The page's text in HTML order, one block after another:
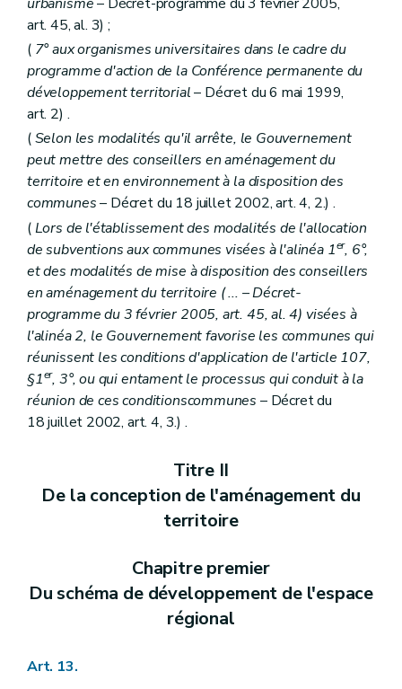
Art. 263
Art. 264
Art. 265
Chapitre IV bis
Des arbres et des haies remarquables
Art. 266
Art. 267
Art. 269
Art. 270
Chapitre IVter
De la liste des modifications d'utilisation de bâtiments subordonnées à permis
Art. 271
Chapitre IVquater
Du boisement subordonné à permis
Chapitre V
Des fonctionnaires délégués pour l'application des articles 42, 43, 45, 48 et 50 à 55 (lire articles 84, 89, 99, 107 à 109, 115, 116, 118 et 127)
Art. 272
Art. 273
Chapitre VI (De la liste des personnes de droit public et des actes et travaux d'utilité publique pour laquelle les permis d'urbanisme et de lotir sont délivrés par le Gouvernement ou le fonctionnaire délégué (
Art. 274
Art. 274 bis
Art. 275 et 276
Art. 277 et 278
Chapitre VIbis
(Des conditions dans lesquelles une personne physique ou morale ou une association de personnes physiques peut être chargée de l'élaboration, de la révision ou de la modification des plans d'aménagement, des schémas et des règlements d'urbanisme
Art. 279
Art. 280
Art. 281
Art. 282
Art. 283/3
Art. 283/4
De la composition du dossier de demande de permis de bâtir
Art. 284
Art. 285
Art. 286
Du dossier des demandes de permis de démolir
art. 45, al. 3) ;
( 7° aux organismes universitaires dans le cadre du
programme d'action de la Conférence permanente du
développement territorial– Décret du 6 mai 1999,
art. 2) .
(Selon les modalités qu'il arrête, le Gouvernement
peut mettre des conseillers en aménagement du
territoire et en environnement à la disposition des
communes– Décret du 18 juillet 2002, art. 4, 2.) .
(Lors de l'établissement des modalités de l'allocation
de subventions aux communes visées à l'alinéa 1er, 6°,
et des modalités de mise à disposition des conseillers
en aménagement du territoire (... – Décret-
programme du 3 février 2005, art. 45, al. 4) visées à
l'alinéa 2, le Gouvernement favorise les communes qui
réunissent les conditions d'application de l'article 107,
§1er, 3°, ou qui entament le processus qui conduit à la
réunion de ces conditionscommunes – Décret du
18 juillet 2002, art. 4, 3.) .
Titre II
De la conception de l'aménagement du
territoire
Chapitre premier
Du schéma de développement de l'espace
régional
Art. 13.